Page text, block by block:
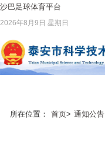
沙巴足球体育平台
2026年8月9日 星期日
所在位置： 首页> 通知公告